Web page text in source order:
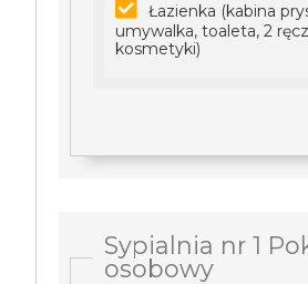
Łazienka (kabina
umywalka, toaleta, 2
kosmetyki)
Sypialnia nr 1
osobowy